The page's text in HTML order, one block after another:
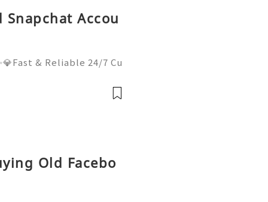
Snapchat Accou
& Reliable 24/7 Cu
💫💎💲💫🌐✨💎Discor
Old Facebo